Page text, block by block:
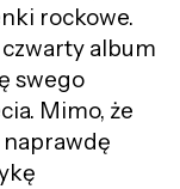
rockowe.
album
swego
Mimo, że
naprawdę